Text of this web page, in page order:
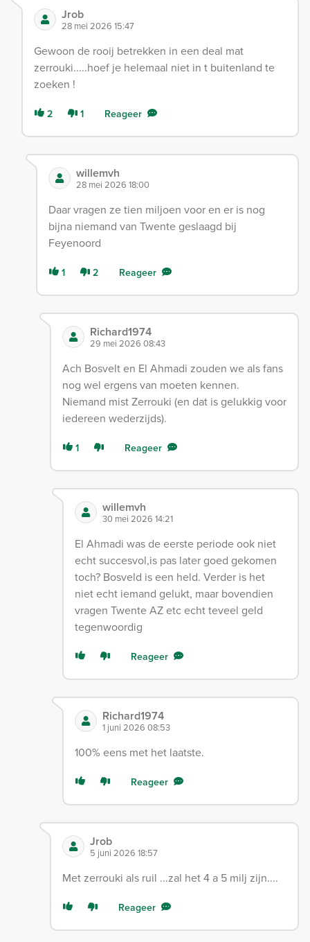
Jrob
28 mei 2026 15:47
Gewoon de rooij betrekken in een deal mat
zerrouki.....hoef je helemaal niet in t buitenland te
zoeken !
2 1 Reageer
willemvh
28 mei 2026 18:00
Daar vragen ze tien miljoen voor en er is nog
bijna niemand van Twente geslaagd bij
Feyenoord
1 2 Reageer
Richard1974
29 mei 2026 08:43
Ach Bosvelt en El Ahmadi zouden we als fans
nog wel ergens van moeten kennen.
Niemand mist Zerrouki (en dat is gelukkig voor
iedereen wederzijds).
1 Reageer
willemvh
30 mei 2026 14:21
El Ahmadi was de eerste periode ook niet
echt succesvol,is pas later goed gekomen
toch? Bosveld is een held. Verder is het
niet echt iemand gelukt, maar bovendien
vragen Twente AZ etc echt teveel geld
tegenwoordig
Reageer
Richard1974
1 juni 2026 08:53
100% eens met het laatste.
Reageer
Jrob
5 juni 2026 18:57
Met zerrouki als ruil ...zal het 4 a 5 milj zijn....
Reageer